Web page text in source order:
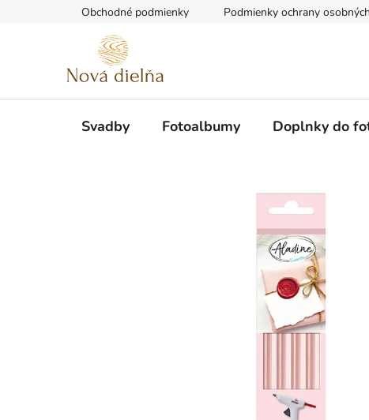
Obchodné podmienky Podmienky ochrany
Svadby Fotoalbumy Doplnky do